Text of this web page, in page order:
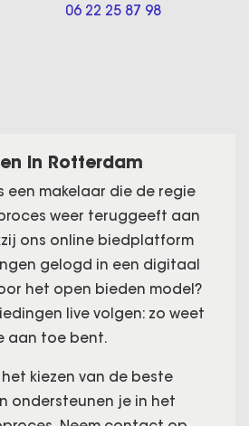
06 22 25 87 98
in Rotterdam
een makelaar die de regie
weer teruggeeft aan
ons online biedplatform
gelogd in een digitaal
het open bieden model?
live volgen: zo weet
aan toe bent.
kiezen van de beste
ondersteunen je in het